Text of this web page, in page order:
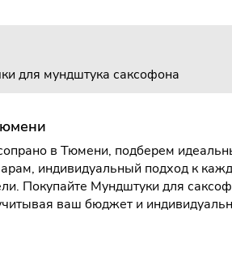
для мундштука саксофона
в Тюмени, подберем
индивидуальный подход к
Покупайте Мундштуки для
ваш бюджет и